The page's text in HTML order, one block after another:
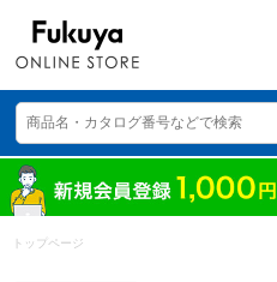
トップページ